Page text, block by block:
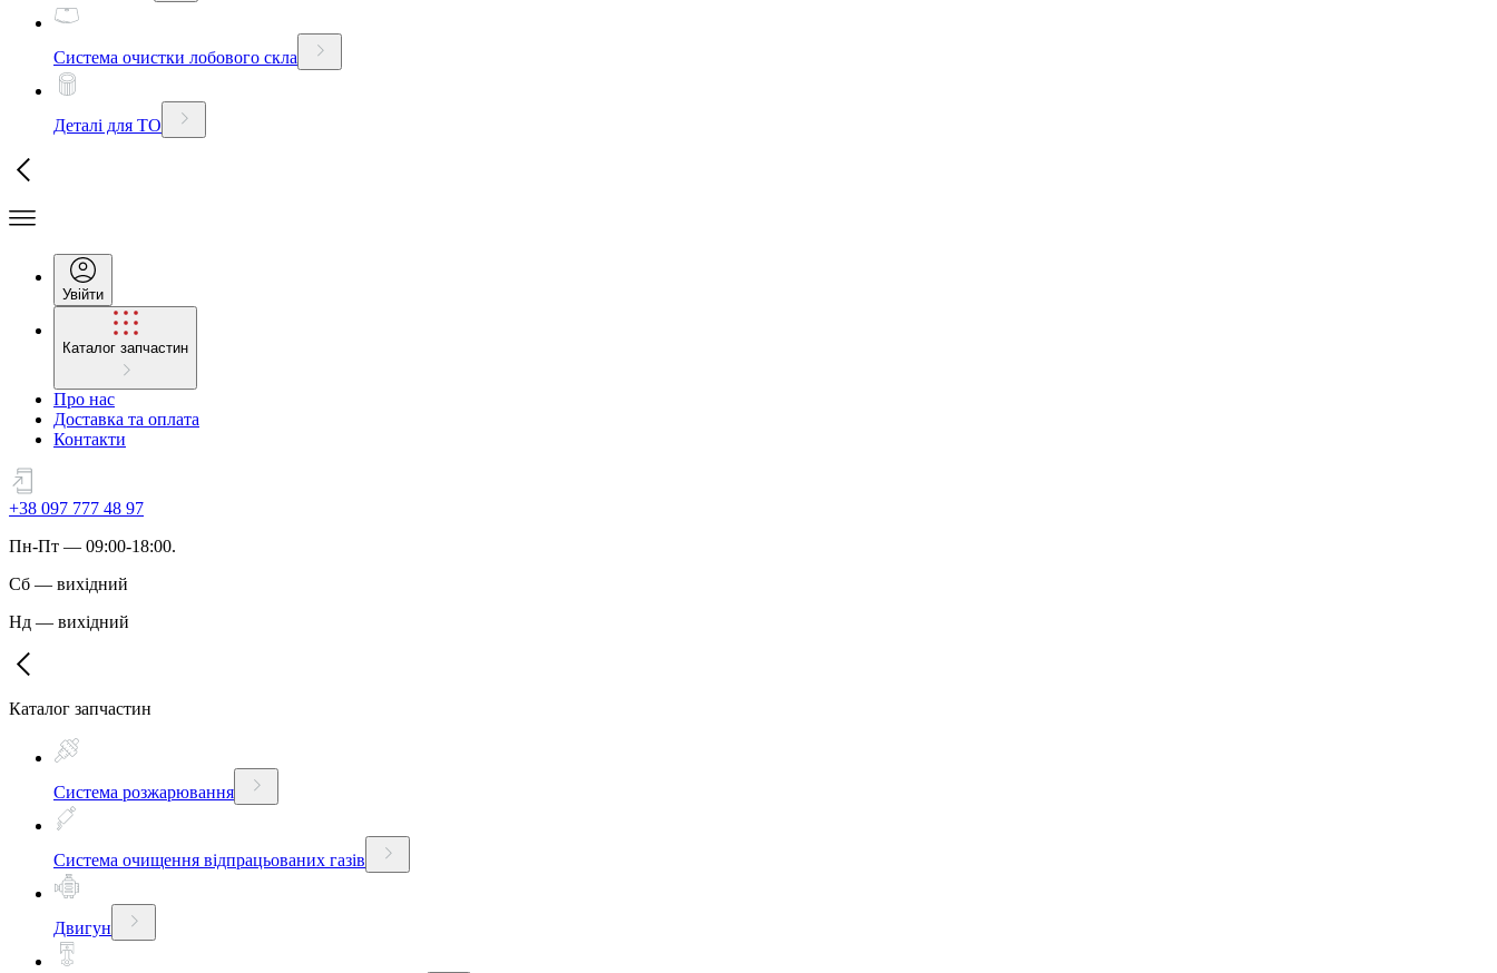
Система очистки лобового скла
Деталі для ТО
Увійти
Каталог запчастин
Про нас
Доставка та оплата
Контакти
+38 097 777 48 97
Пн-Пт — 09:00-18:00.
Сб — вихідний
Нд — вихідний
Каталог запчастин
Система розжарювання
Система очищення відпрацьованих газів
Двигун